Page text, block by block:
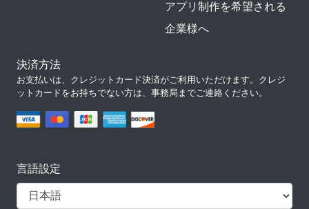
アプリ制作を希望される
企業様へ
決済方法
お支払いは、クレジットカード決済がご利用いただけます。クレジ
ットカードをお持ちでない方は、事務局までご連絡ください。
言語設定